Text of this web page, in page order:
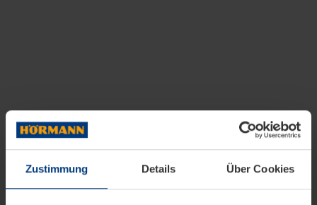
Zustimmung Details Über Cookies